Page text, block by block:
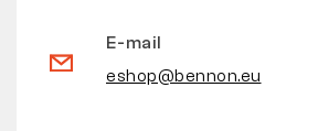
E-mail
eshop@bennon.eu